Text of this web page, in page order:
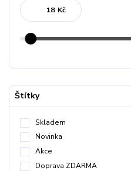
Kč
Štítky
Skladem
Novinka
Akce
Doprava ZDARMA